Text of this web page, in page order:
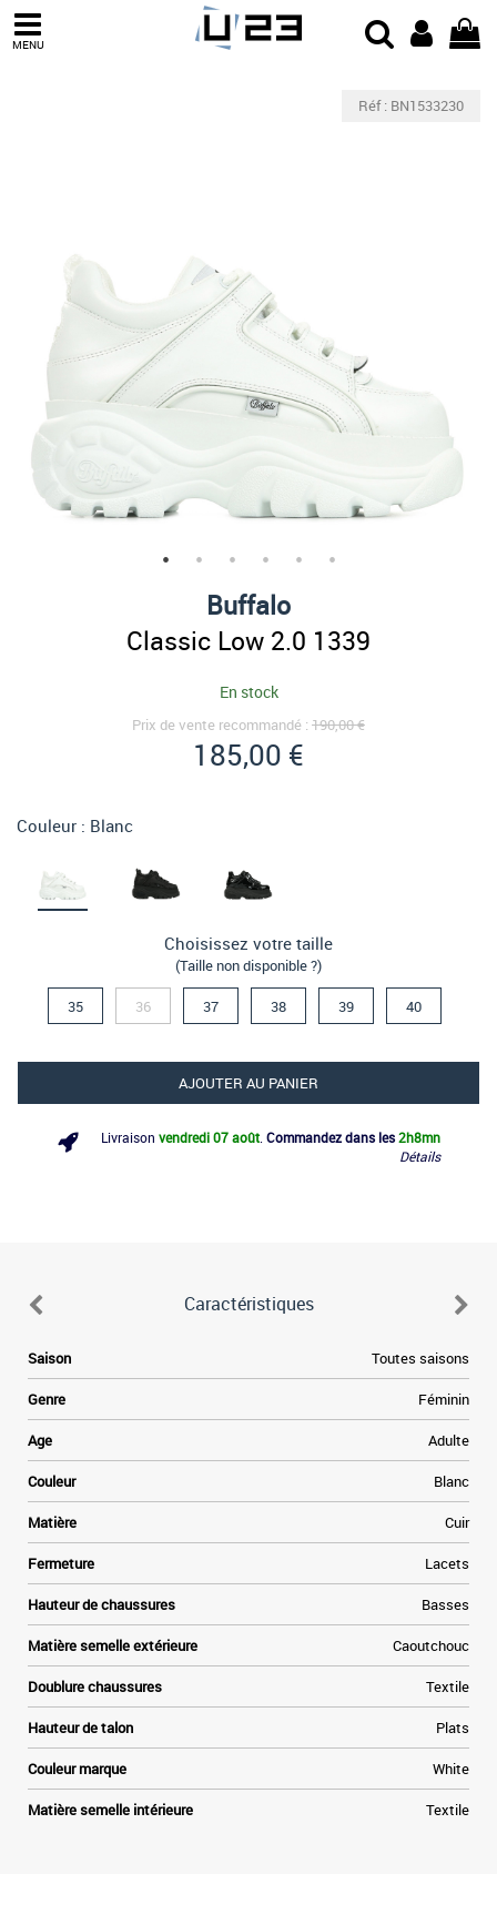
MENU
Réf : BN1533230
Buffalo
Classic Low 2.0 1339
En stock
Prix de vente recommandé : 190,00 €
185,00 €
Couleur : Blanc
Choisissez votre taille
(Taille non disponible ?)
35 36 37 38 39 40
AJOUTER AU PANIER
Livraison vendredi 07 août. Commandez dans les 2h8mn
Détails
Caractéristiques
Saison Toutes saisons
Genre Féminin
Age Adulte
Couleur Blanc
Matière Cuir
Fermeture Lacets
Hauteur de chaussures Basses
Matière semelle extérieure Caoutchouc
Doublure chaussures Textile
Hauteur de talon Plats
Couleur marque White
Matière semelle intérieure Textile